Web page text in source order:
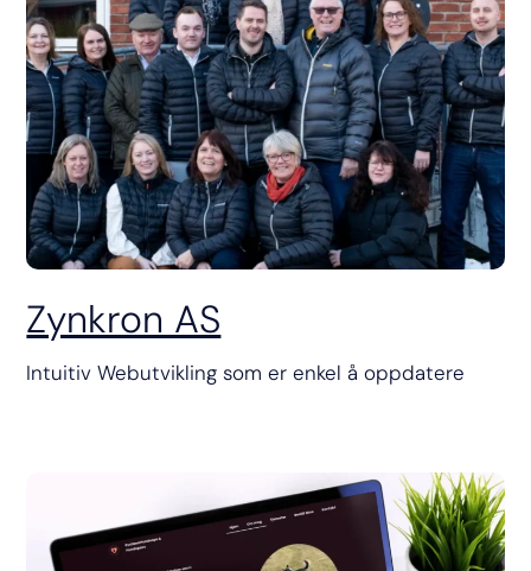
Zynkron AS
Intuitiv Webutvikling som er enkel å oppdatere